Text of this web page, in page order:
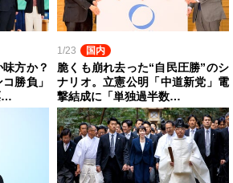
方か？
勝負」
…
1/23 国内
脆くも崩れ去った“自民圧勝”のシ
ナリオ。立憲公明「中道新党」電
撃結成に「単独過半数…